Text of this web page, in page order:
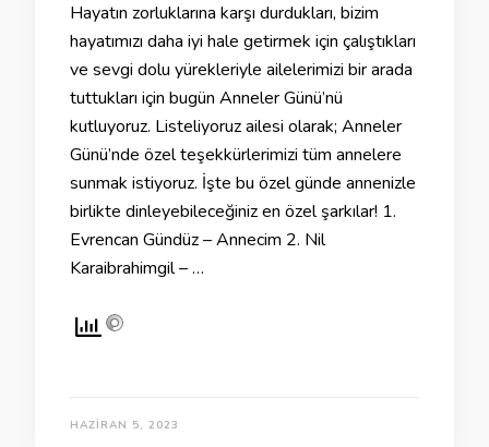
Hayatın zorluklarına karşı durdukları, bizim
hayatımızı daha iyi hale getirmek için çalıştıkları
ve sevgi dolu yürekleriyle ailelerimizi bir arada
tuttukları için bugün Anneler Günü’nü
kutluyoruz. Listeliyoruz ailesi olarak; Anneler
Günü’nde özel teşekkürlerimizi tüm annelere
sunmak istiyoruz. İşte bu özel günde annenizle
birlikte dinleyebileceğiniz en özel şarkılar! 1.
Evrencan Gündüz – Annecim 2. Nil
Karaibrahimgil – …
HAZIRAN 5, 2023